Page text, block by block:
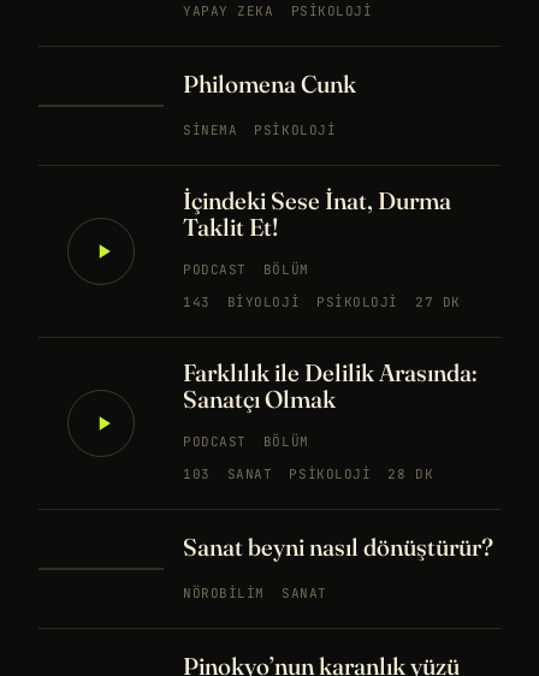
YAPAY ZEKA PSIKOLOJI
Philomena Cunk
SINEMA PSIKOLOJI
İçindeki Sese İnat, Durma
Taklit Et!
PODCAST
BÖLÜM
143
BIYOLOJI PSIKOLOJI 27 DK
Farklılık ile Delilik Arasında:
Sanatçı Olmak
PODCAST
BÖLÜM
103
SANAT PSIKOLOJI 28 DK
Sanat beyni nasıl dönüştürür?
NÖROBILIM SANAT
Pinokyo’nun karanlık yüzü